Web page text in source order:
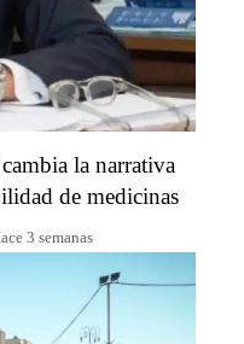
la narrativa
de medicinas
3 semanas